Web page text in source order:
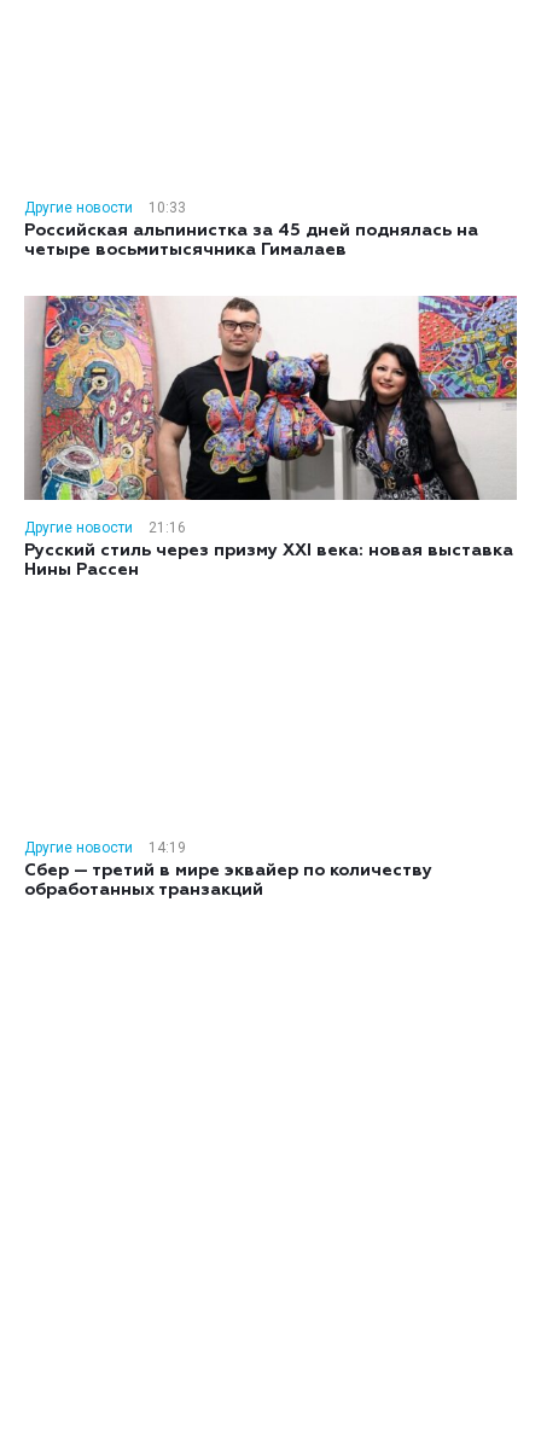
Другие новости
10:33
Российская альпинистка за 45 дней поднялась на
четыре восьмитысячника Гималаев
Другие новости
21:16
Русский стиль через призму XXI века: новая выставка
Нины Рассен
Другие новости
14:19
Сбер — третий в мире эквайер по количеству
обработанных транзакций